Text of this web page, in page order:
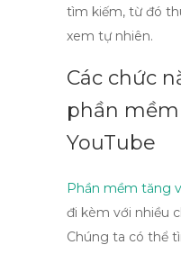
tìm kiếm, từ đó
xem tự nhiên.
Các chức
phần
YouTube
Phần mềm tăng
đi kèm với nhiều
Chúng ta có thể